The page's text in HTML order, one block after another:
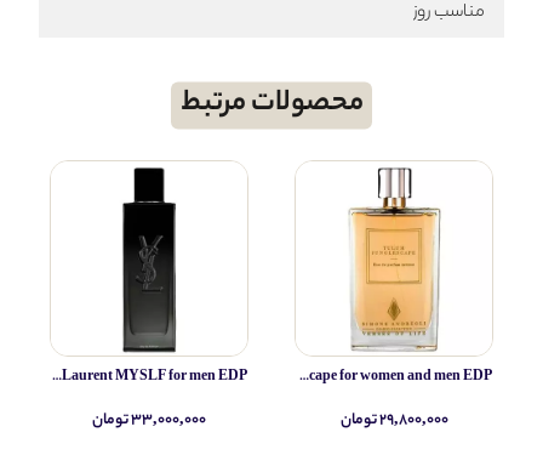
مناسب روز
محصولات مرتبط
Simone Andreoli Tulum Junglescape for women and men EDP
۲۹,۸۰۰,۰۰۰ تومان
Yves Saint Laurent MYSLF for men EDP
۳۳,۰۰۰,۰۰۰ تومان